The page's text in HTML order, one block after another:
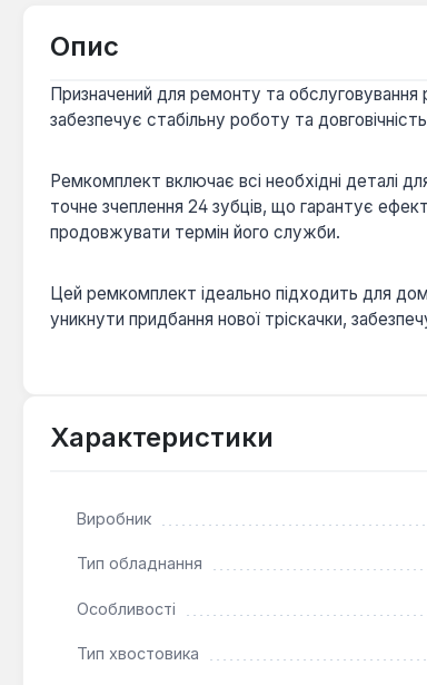
Опис
Призначений для ремонту та
забезпечує стабільну роботу та
Ремкомплект включає всі необхідні деталі
точне зчеплення 24 зубців, що гарантує
продовжувати термін його служби.
Цей ремкомплект ідеально підходить для
уникнути придбання нової тріскачки,
Характеристики
Виробник
Тип обладнання
Особливості
Тип хвостовика